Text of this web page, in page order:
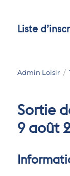
Liste
Auteur
Admin Loisir
Sortie
9 août